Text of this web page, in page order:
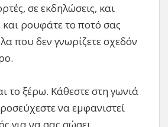
σε εκδηλώσεις, και
ρουφάτε το ποτό σας
που δεν γνωρίζετε σχεδόν
το ξέρω. Κάθεστε στη γωνιά
να εμφανιστεί
για να σας σώσει.